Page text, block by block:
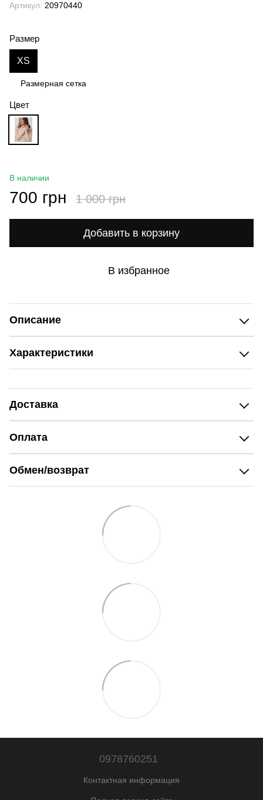
Артикул: 20970440
Размер
XS
Размерная сетка
Цвет
В наличии
700 грн 1 000 грн
Добавить в корзину
В избранное
Описание
Характеристики
Доставка
Оплата
Обмен/возврат
0978760251
Контактная информация